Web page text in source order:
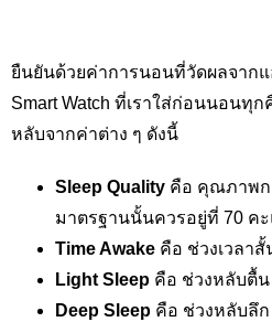
ยืนยันด้วยค่าการนอนที่วัดผลจาก
Smart Watch ที่เราใส่ก่อนนอน
หลับจากค่าต่าง ๆ ดังนี้
Sleep Quality คือ คุณภาพก
มาตรฐานนั้นควรอยู่ที่ 70 ค
Time Awake คือ ช่วงเวลา
Light Sleep คือ ช่วงหลับตื้น
Deep Sleep คือ ช่วงหลับลึก